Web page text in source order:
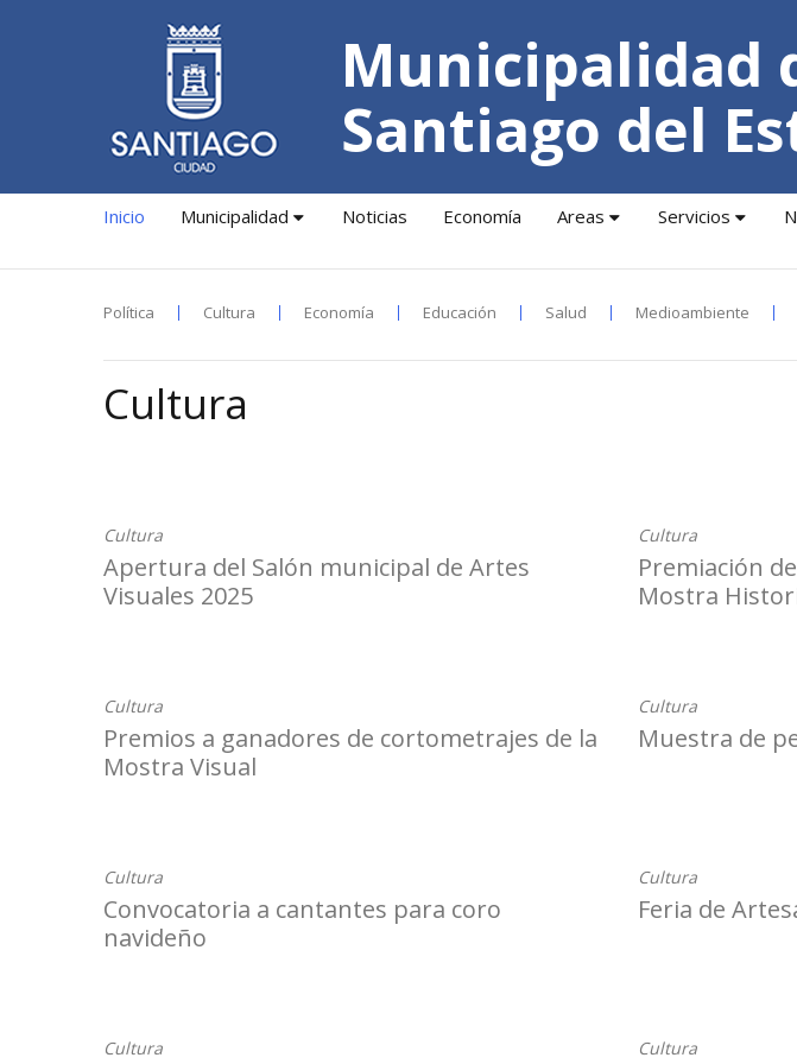
Municipalidad
Santiago del
Inicio Municipalidad Noticias Economía Areas Servicios
Política Cultura Economía Educación Salud Medioambiente
Cultura
Cultura
Apertura del Salón municipal de Artes
Visuales 2025
Cultura
Premiación
Mostra
Cultura
Premios a ganadores de cortometrajes de la
Mostra Visual
Cultura
Muestra de
Cultura
Convocatoria a cantantes para coro
navideño
Cultura
Feria de
Cultura Cultura